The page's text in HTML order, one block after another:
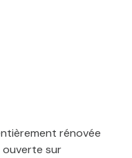
rénovée
ouverte sur